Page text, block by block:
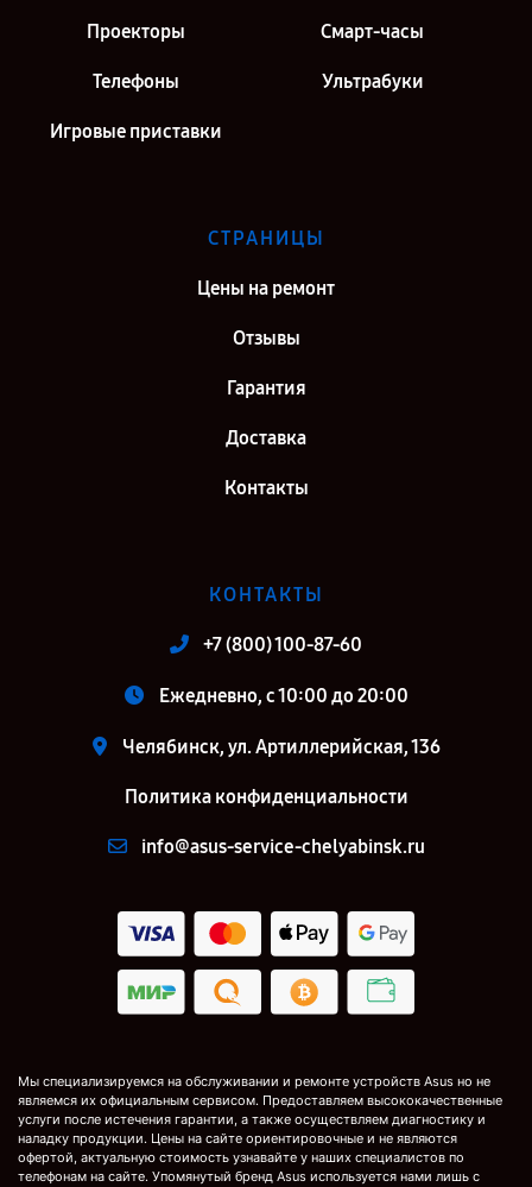
Проекторы Смарт-часы
Телефоны Ультрабуки
Игровые приставки
СТРАНИЦЫ
Цены на ремонт
Отзывы
Гарантия
Доставка
Контакты
КОНТАКТЫ
+7 (800) 100-87-60
Ежедневно, с 10:00 до 20:00
Челябинск, ул. Артиллерийская, 136
Политика конфиденциальности
info@asus-service-chelyabinsk.ru
Мы специализируемся на обслуживании и ремонте устройств Asus но не
являемся их официальным сервисом. Предоставляем высококачественные
услуги после истечения гарантии, а также осуществляем диагностику и
наладку продукции. Цены на сайте ориентировочные и не являются
офертой, актуальную стоимость узнавайте у наших специалистов по
телефонам на сайте. Упомянутый бренд Asus используется нами лишь с